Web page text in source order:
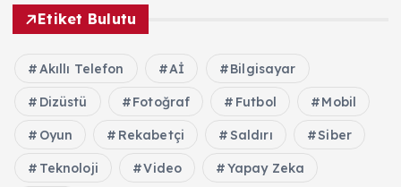
Etiket Bulutu
Akıllı Telefon Aİ Bilgisayar
Dizüstü Fotoğraf Futbol Mobil
Oyun Rekabetçi Saldırı Siber
Teknoloji Video Yapay Zeka